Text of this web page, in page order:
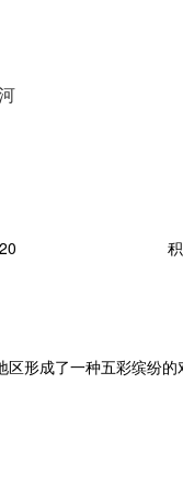
形成了一种五彩缤纷